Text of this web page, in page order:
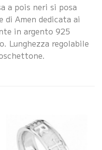
a pois neri si posa
di Amen dedicata ai
in argento 925
Lunghezza regolabile